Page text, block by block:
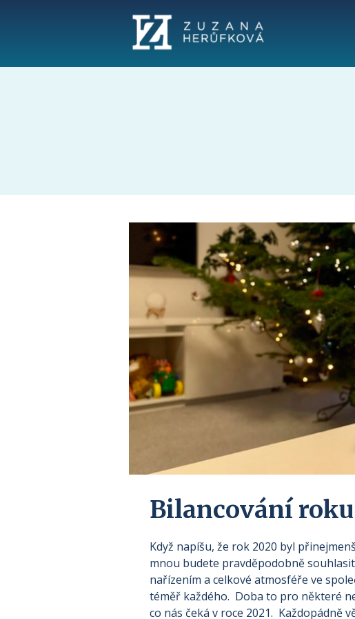
Bilancování
Když napíšu, že rok 2020 byl
mnou budete pravděpodobně
nařízením a celkové atmosféře ve
téměř každého. Doba to pro některé
co nás čeká v roce 2021. Každopádně